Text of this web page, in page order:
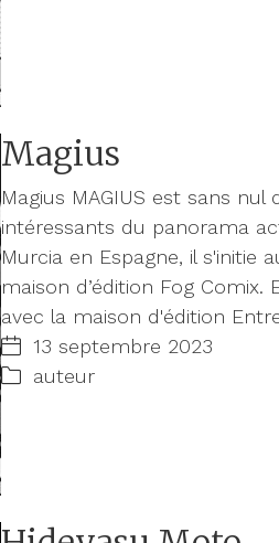
Magius
Magius MAGIUS est sans
intéressants du panorama
Murcia en Espagne, il s'initie
maison d’édition Fog Comix.
avec la maison d'édition
13 septembre 2023
auteur